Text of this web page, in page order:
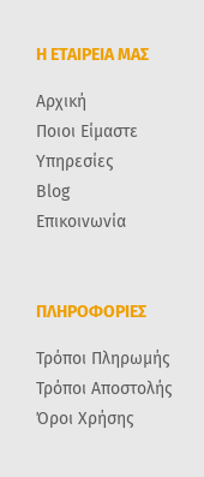
Η ΕΤΑΙΡΕΙΑ ΜΑΣ
Αρχική
Ποιοι Είμαστε
Υπηρεσίες
Blog
Επικοινωνία
ΠΛΗΡΟΦΟΡΙΕΣ
Τρόποι Πληρωμής
Τρόποι Αποστολής
Όροι Χρήσης